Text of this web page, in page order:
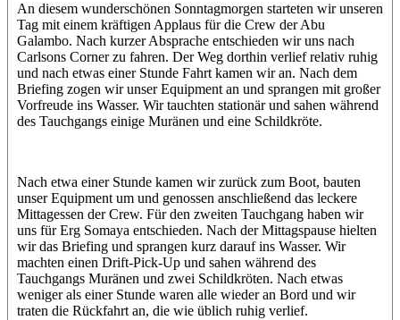
An diesem wunderschönen Sonntagmorgen starteten wir unseren
Tag mit einem kräftigen Applaus für die Crew der Abu
Galambo. Nach kurzer Absprache entschieden wir uns nach
Carlsons Corner zu fahren. Der Weg dorthin verlief relativ ruhig
und nach etwas einer Stunde Fahrt kamen wir an. Nach dem
Briefing zogen wir unser Equipment an und sprangen mit großer
Vorfreude ins Wasser. Wir tauchten stationär und sahen während
des Tauchgangs einige Muränen und eine Schildkröte.
Nach etwa einer Stunde kamen wir zurück zum Boot, bauten
unser Equipment um und genossen anschließend das leckere
Mittagessen der Crew. Für den zweiten Tauchgang haben wir
uns für Erg Somaya entschieden. Nach der Mittagspause hielten
wir das Briefing und sprangen kurz darauf ins Wasser. Wir
machten einen Drift-Pick-Up und sahen während des
Tauchgangs Muränen und zwei Schildkröten. Nach etwas
weniger als einer Stunde waren alle wieder an Bord und wir
traten die Rückfahrt an, die wie üblich ruhig verlief.